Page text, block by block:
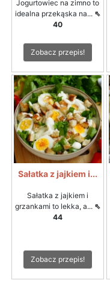
Jogurtowiec na zimno to
idealna przekąska na... ⇖
40
Zobacz przepis!
Sałatka z jajkiem i...
Sałatka z jajkiem i
grzankami to lekka, a... ⇖
44
Zobacz przepis!